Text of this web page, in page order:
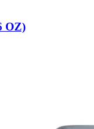
OZ)